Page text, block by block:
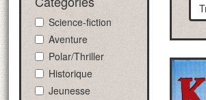
Science-fiction
Aventure
Polar/Thriller
Historique
Jeunesse